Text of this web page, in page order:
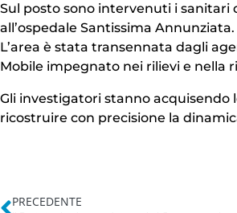
Sul posto sono intervenuti i sanitari
all’ospedale Santissima
L’area è stata transennata dagli
Mobile impegnato nei rilievi e nella
Gli investigatori stanno
ricostruire con precisione la
PRECEDENTE